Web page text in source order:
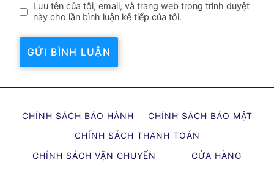
Lưu tên của tôi, email, và trang web trong trình duyệt
này cho lần bình luận kế tiếp của tôi.
CHÍNH SÁCH BẢO HÀNH
CHÍNH SÁCH BẢO MẬT
CHÍNH SÁCH THANH TOÁN
CHÍNH SÁCH VẬN CHUYỂN
CỬA HÀNG